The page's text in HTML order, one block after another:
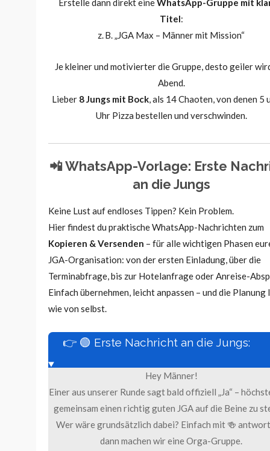
Erstelle dann direkt eineWhatsApp-Gruppe mit
Titel:
z. B. „JGA Max – Männer mit Mission“
Je kleiner und motivierter die Gruppe, desto geiler
Abend.
Lieber 8 Jungs mit Bock, als 14 Chaoten, von denen 5
Uhr Pizza bestellen und verschwinden.
📲 WhatsApp-Vorlage: Erste
an die Jungs
Keine Lust auf endloses Tippen? Kein Problem.
Hier findest du praktische WhatsApp-Nachrichten zum
Kopieren & Versenden – für alle wichtigen Phasen
JGA-Organisation: von der ersten Einladung, über die
Terminabfrage, bis zur Hotelanfrage oder Anreise-
Einfach übernehmen, leicht anpassen – und die Planung
wie von selbst.
👉 🟢 Erste Nachricht an die Jungs:
Hey Männer!
Einer aus unserer Runde sagt bald offiziell „Ja“ –
gemeinsam einen richtig guten JGA auf die Beine zu
Wer wäre grundsätzlich dabei? Einfach mit 🍻
dann machen wir eine Orga-Gruppe.